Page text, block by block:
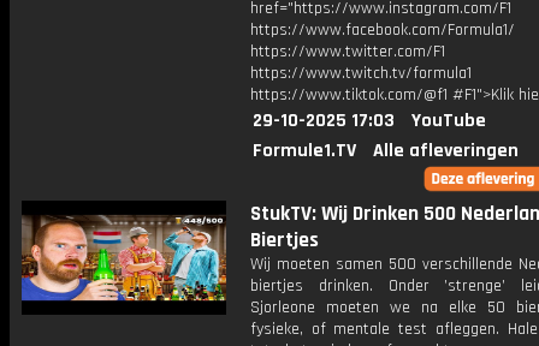
href="https://www.instagram.com/F1
https://www.facebook.com/Formula1/
https://www.twitter.com/F1
https://www.twitch.tv/formula1
https://www.tiktok.com/@f1 #F1">Klik
29-10-2025 17:03
YouTube
Formule1.TV
Alle afleveringen
StukTV: Wij Drinken 500
Biertjes
Wij moeten samen 500 verschillende
biertjes drinken. Onder ’strenge’
Sjorleone moeten we na elke 50
fysieke, of mentale test afleggen.